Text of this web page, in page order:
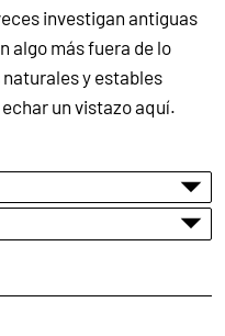
investigan antiguas
algo más fuera de lo
y estables
un vistazo aquí.